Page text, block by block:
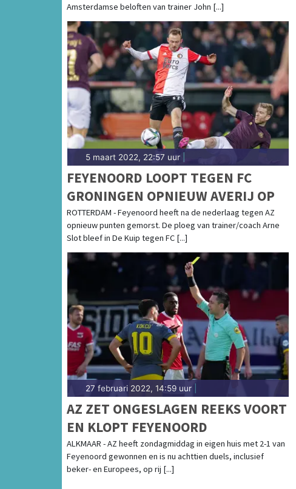
Amsterdamse beloften van trainer John [...]
5 maart 2022, 22:57 uur
FEYENOORD LOOPT TEGEN FC
GRONINGEN OPNIEUW AVERIJ OP
ROTTERDAM - Feyenoord heeft na de nederlaag tegen AZ
opnieuw punten gemorst. De ploeg van trainer/coach Arne
Slot bleef in De Kuip tegen FC [...]
27 februari 2022, 14:59 uur
AZ ZET ONGESLAGEN REEKS VOORT
EN KLOPT FEYENOORD
ALKMAAR - AZ heeft zondagmiddag in eigen huis met 2-1 van
Feyenoord gewonnen en is nu achttien duels, inclusief
beker- en Europees, op rij [...]